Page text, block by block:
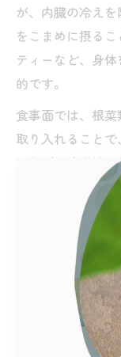
が、内臓の冷え
をこまめに摂る
ティーなど、身
的です。
食事面では、根
取り入れることで
例えば、味噌汁
どが簡単でおす
メニューを選ぶ
注意点として、
などの摂りすぎ
す。妊活中は、
体の内側から温